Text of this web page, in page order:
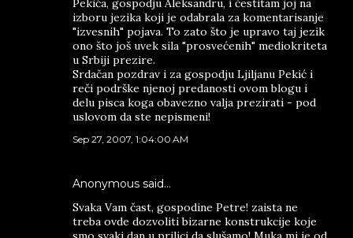
Pekića, gospodju Aleksandru, i čestitam joj na
izboru jezika koji je odabrala za komentarisanje
"izvesnih" pojava. To zato što je upravo taj jezik
ono što još uvek sila "prosvećenih" mediokriteta
u Srbiji prezire.
Srdačan pozdrav i za gospodju Ljiljanu Pekić i
reči podrške njenoj predanosti ovom blogu i
delu pisca koga obavezno valja prezirati - pod
uslovom da ste nepismeni!
Sep 27, 2007, 1:04:00 AM
Anonymous said…
Svaka Vam čast, gospodine Petre! zaista ne
treba ovde dozvoliti bizarne konstrukcije koje